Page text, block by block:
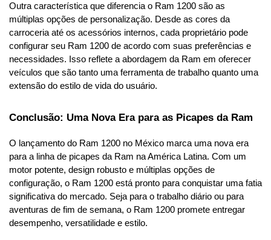
Outra característica que diferencia o Ram 1200 são as
múltiplas opções de personalização. Desde as cores da
carroceria até os acessórios internos, cada proprietário pode
configurar seu Ram 1200 de acordo com suas preferências e
necessidades. Isso reflete a abordagem da Ram em oferecer
veículos que são tanto uma ferramenta de trabalho quanto uma
extensão do estilo de vida do usuário.
Conclusão: Uma Nova Era para as Picapes da Ram
O lançamento do Ram 1200 no México marca uma nova era
para a linha de picapes da Ram na América Latina. Com um
motor potente, design robusto e múltiplas opções de
configuração, o Ram 1200 está pronto para conquistar uma fatia
significativa do mercado. Seja para o trabalho diário ou para
aventuras de fim de semana, o Ram 1200 promete entregar
desempenho, versatilidade e estilo.